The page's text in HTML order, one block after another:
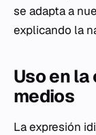
se adapta a
explicando la
Uso en
medios
La expresión